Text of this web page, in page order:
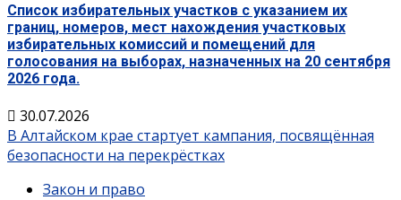
Список избирательных участков с указанием их
границ, номеров, мест нахождения участковых
избирательных комиссий и помещений для
голосования на выборах, назначенных на 20 сентября
2026 года.
30.07.2026
В Алтайском крае стартует кампания, посвящённая
безопасности на перекрёстках
Закон и право